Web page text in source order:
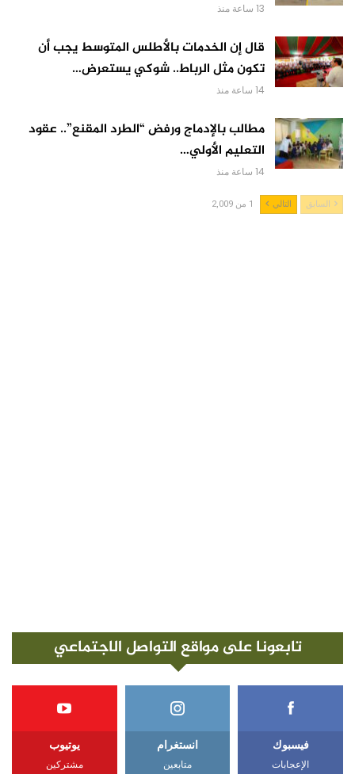
13 ساعة منذ
قال إن الخدمات بالأطلس المتوسط يجب أن
تكون مثل الرباط.. شوكي يستعرض…
14 ساعة منذ
مطالب بالإدماج ورفض “الطرد المقنع”.. عقود
التعليم الأولي…
14 ساعة منذ
السابق التالي 1 من 2,009
تابعونا على مواقع التواصل الاجتماعي
فيسبوك
الإعجابات
انستغرام
متابعين
يوتيوب
مشتركين